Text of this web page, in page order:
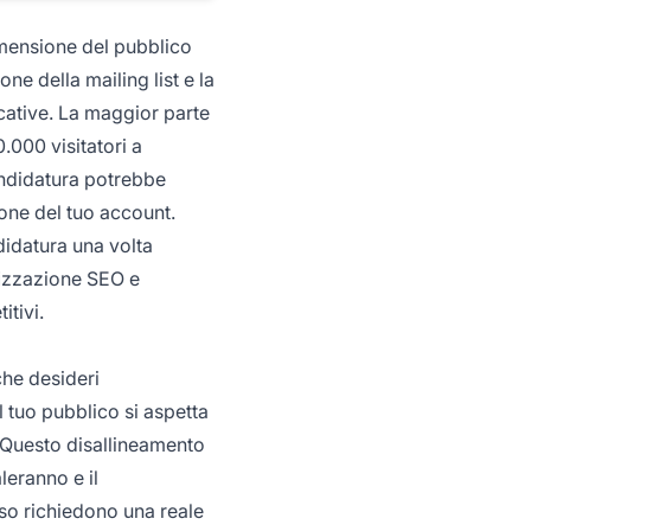
del pubblico
della mailing list e la
La maggior parte
visitatori a
potrebbe
del tuo account.
una volta
SEO e
desideri
pubblico si aspetta
disallineamento
e il
richiedono una reale